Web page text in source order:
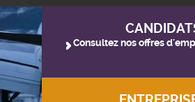
Consultez nos offres